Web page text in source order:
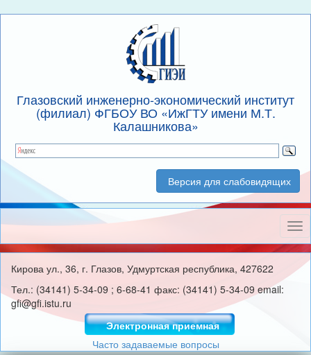
Глазовский инженерно-экономический институт
(филиал) ФГБОУ ВО «ИжГТУ имени М.Т.
Калашникова»
Версия для слабовидящих
Кирова ул., 36, г. Глазов, Удмуртская республика, 427622
Тел.: (34141) 5-34-09 ; 6-68-41 факс: (34141) 5-34-09 email:
gfi@gfi.istu.ru
Электронная приемная
Часто задаваемые вопросы